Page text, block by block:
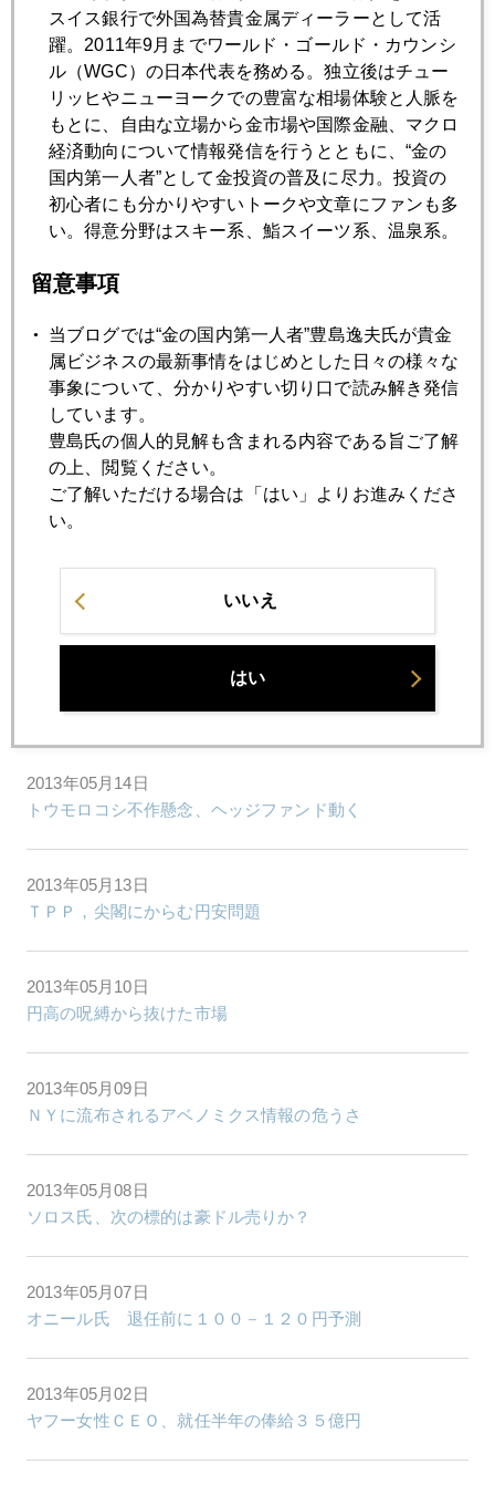
2013年05月24日
日本株と金をバブルから救った「５．２３」急落
2013年05月23日
ＱＥなき世界に身構える市場
2013年05月22日
「無国籍企業」アップル 租税回避疑惑
2013年05月21日
米国債格下げ警告で金急反発
2013年05月17日
コネチカットからＮＹへ
ＮＹに見る、「急ぎばたらき」の日本株買い
日本株への本気度を示すソニー事業分離提案
2013年05月14日
トウモロコシ不作懸念、ヘッジファンド動く
2013年05月13日
ＴＰＰ，尖閣にからむ円安問題
2013年05月10日
円高の呪縛から抜けた市場
2013年05月09日
ＮＹに流布されるアベノミクス情報の危うさ
2013年05月08日
ソロス氏、次の標的は豪ドル売りか？
2013年05月07日
オニール氏 退任前に１００－１２０円予測
2013年05月02日
ヤフー女性ＣＥＯ、就任半年の俸給３５億円
スイス銀行で外国為替貴金属ディーラーとして活
躍。2011年9月までワールド・ゴールド・カウンシ
ル（WGC）の日本代表を務める。独立後はチュー
リッヒやニューヨークでの豊富な相場体験と人脈を
もとに、自由な立場から金市場や国際金融、マクロ
経済動向について情報発信を行うとともに、“金の
国内第一人者”として金投資の普及に尽力。投資の
初心者にも分かりやすいトークや文章にファンも多
い。得意分野はスキー系、鮨スイーツ系、温泉系。
留意事項
当ブログでは“金の国内第一人者”豊島逸夫氏が貴金
属ビジネスの最新事情をはじめとした日々の様々な
事象について、分かりやすい切り口で読み解き発信
しています。
豊島氏の個人的見解も含まれる内容である旨ご了解
の上、閲覧ください。
ご了解いただける場合は「はい」よりお進みくださ
い。
いいえ
はい